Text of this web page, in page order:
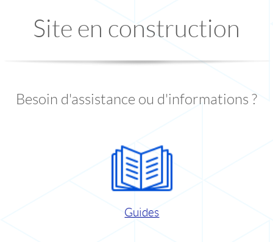
Site en construction
Besoin d'assistance ou d'informations ?
Guides